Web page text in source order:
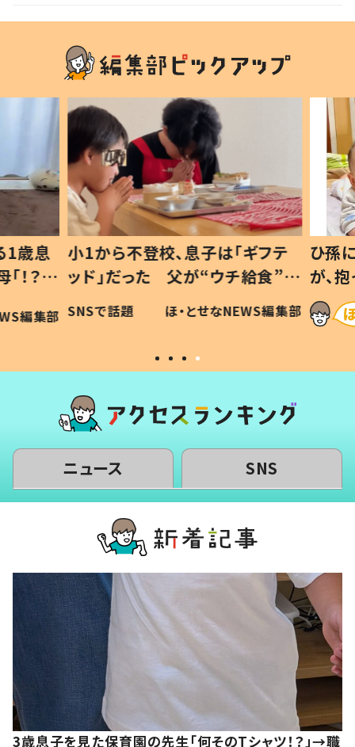
歳息
？」
編集部
小1から不登校、息子は「ギフテ
ッド」だった 父が“ウチ給食”を
作り続ける理由とは #令和の親
#令和の子
SNSで話題 ほ・とせなNEWS編集部
ひ孫
が、
「涙
い」
ニュース SNS
3歳息子を見た保育園の先生「何そのTシャツ！？」→職